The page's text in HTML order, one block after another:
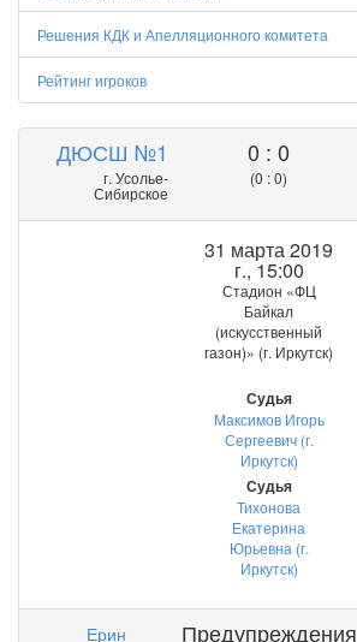
Решения КДК и Апелляционного комитета
Рейтинг игроков
ДЮСШ №1
г. Усолье-
Сибирское
0 : 0
(0 : 0)
31 марта 2019
г., 15:00
Стадион «ФЦ
Байкал
(искусственный
газон)» (г. Иркутск)
Судья
Максимов Игорь
Сергеевич (г.
Иркутск)
Судья
Тихонова
Екатерина
Юрьевна (г.
Иркутск)
Ерин
Предупреждения